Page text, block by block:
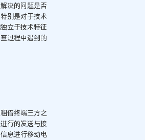
决的问题是否
别是对于技术
立于技术特征
过程中遇到的
借终端三方之
行的发送与接
息进行移动电